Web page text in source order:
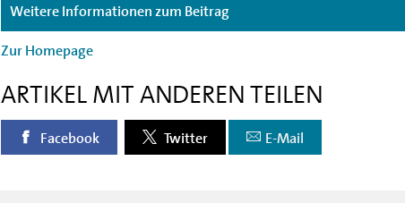
Weitere Informationen zum Beitrag
Zur Homepage
ARTIKEL MIT ANDEREN TEILEN
Facebook Twitter E-Mail